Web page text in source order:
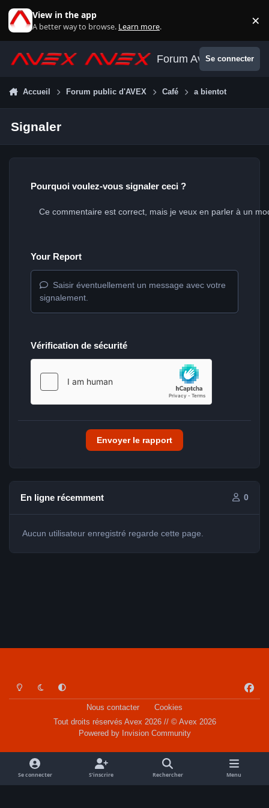
View in the app
A better way to browse. Learn more. ×
Forum AvexSe connecter
Accueil Forum public d'AVEX Café a bientot
Signaler
Pourquoi voulez-vous signaler ceci ?
Your Report
Saisir éventuellement un message avec votre
signalement.
Vérification de sécurité
Envoyer le rapport
En ligne récemment 0
Aucun utilisateur enregistré regarde cette page.
Light ModeDark ModeSystem Preference
a
o
k
Nous contacter
Cookies
Tout droits réservés Avex 2026 // © Avex 2026
Powered by Invision Community
Se connecter S’inscrire Rechercher Menu